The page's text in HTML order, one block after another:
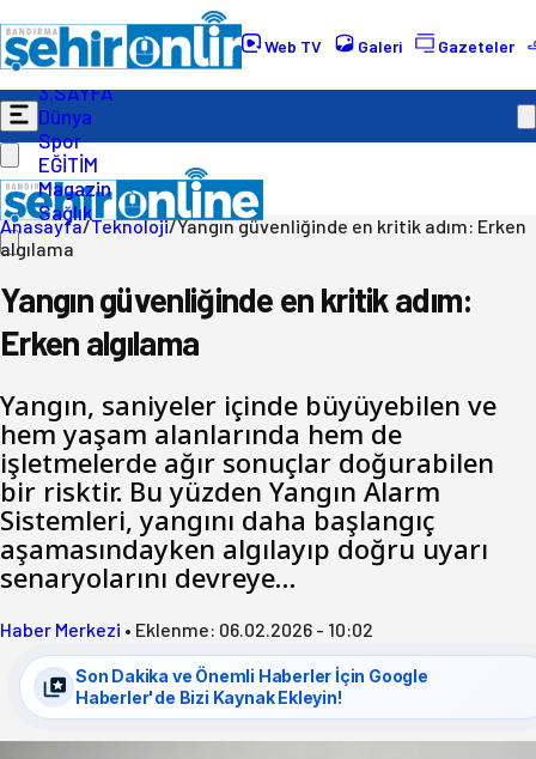
Web TV Galeri Gazeteler
Gündem
Ekonomi
Politika
3.SAYFA
Dünya
Spor
EĞİTİM
Magazin
Sağlık
Anasayfa/Teknoloji/Yangın güvenliğinde en kritik adım: Erken
algılama
Yangın güvenliğinde en kritik adım:
Erken algılama
Yangın, saniyeler içinde büyüyebilen ve
hem yaşam alanlarında hem de
işletmelerde ağır sonuçlar doğurabilen
bir risktir. Bu yüzden Yangın Alarm
Sistemleri, yangını daha başlangıç
aşamasındayken algılayıp doğru uyarı
senaryolarını devreye…
Haber Merkezi • Eklenme: 06.02.2026 - 10:02
Son Dakika ve Önemli Haberler İçin Google
Haberler'de Bizi Kaynak Ekleyin!